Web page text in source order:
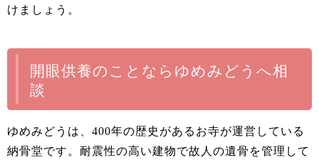
けましょう。
開眼供養のことならゆめみどうへ相
談
ゆめみどうは、400年の歴史があるお寺が運営している
納骨堂です。耐震性の高い建物で故人の遺骨を管理して